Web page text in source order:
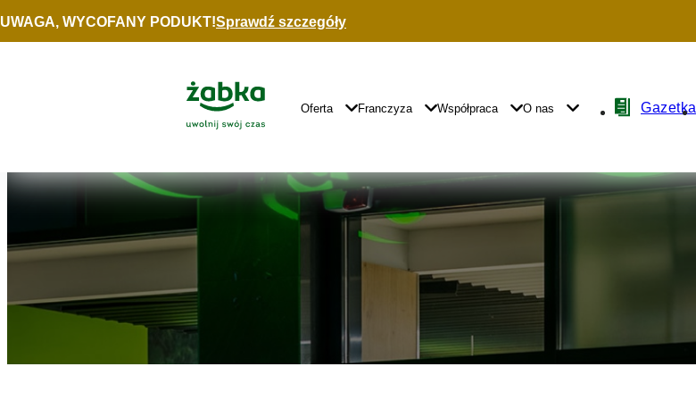
Idź do treści
UWAGA, WYCOFANY PODUKT!Sprawdź szczegóły
Główne
Logo
Główna
Nawigacja
Oferta Franczyza Współpraca O nas
NawigacjaGazetka